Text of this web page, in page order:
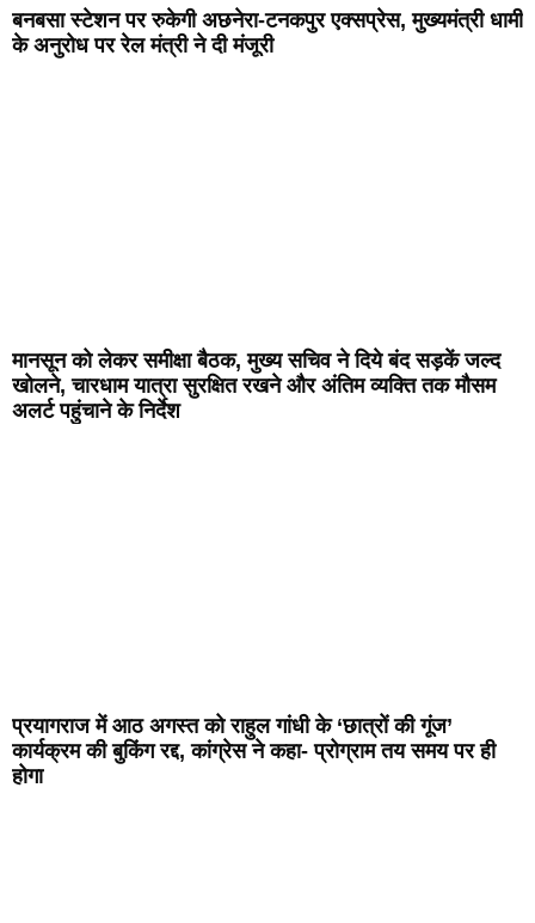
बनबसा स्टेशन पर रुकेगी अछनेरा-टनकपुर एक्सप्रेस, मुख्यमंत्री धामी
के अनुरोध पर रेल मंत्री ने दी मंजूरी
मानसून को लेकर समीक्षा बैठक, मुख्य सचिव ने दिये बंद सड़कें जल्द
खोलने, चारधाम यात्रा सुरक्षित रखने और अंतिम व्यक्ति तक मौसम
अलर्ट पहुंचाने के निर्देश
प्रयागराज में आठ अगस्त को राहुल गांधी के ‘छात्रों की गूंज’
कार्यक्रम की बुकिंग रद्द, कांग्रेस ने कहा- प्रोग्राम तय समय पर ही
होगा